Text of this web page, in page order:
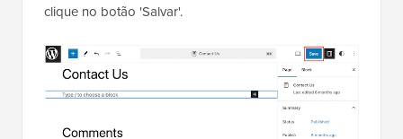
clique no botão 'Salvar'.